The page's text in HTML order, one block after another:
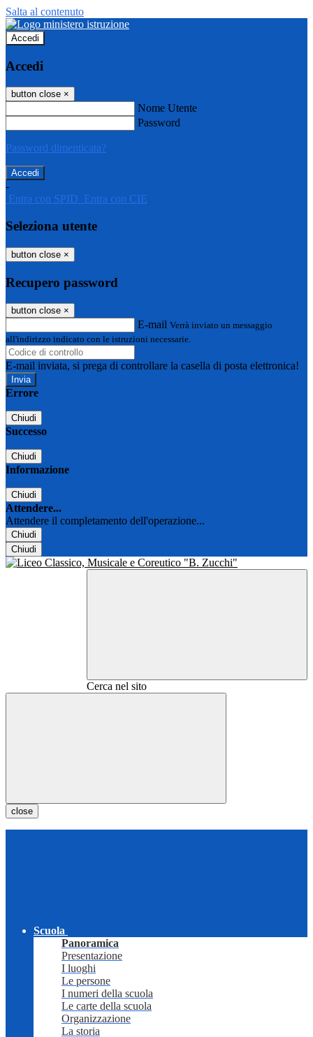
Salta al contenuto
Accedi
Accedi
button close ×
Nome Utente
Password
Password dimenticata?
-
Entra con SPID Entra con CIE
Seleziona utente
button close ×
Recupero password
button close ×
E-mail Verrà inviato un messaggio
all'indirizzo indicato con le istruzioni necessarie.
E-mail inviata, si prega di controllare la casella di posta elettronica!
Errore
Chiudi
Successo
Chiudi
Informazione
Chiudi
Attendere...
Attendere il completamento dell'operazione...
Chiudi
Chiudi
Cerca nel sito
close
Scuola
Panoramica
Presentazione
I luoghi
Le persone
I numeri della scuola
Le carte della scuola
Organizzazione
La storia